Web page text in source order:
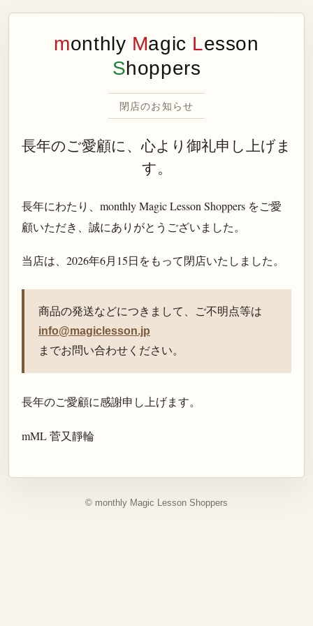
monthly Magic Lesson
Shoppers
閉店のお知らせ
長年のご愛顧に、心より御礼申し上げま
す。
長年にわたり、monthly Magic Lesson Shoppers をご愛
顧いただき、誠にありがとうございました。
当店は、 2026年6月15日をもって閉店いたしました。
商品の発送などにつきまして、ご不明点等は
info@magiclesson.jp
までお問い合わせください。
長年のご愛顧に感謝申し上げます。
mML 菅又靜輪
© monthly Magic Lesson Shoppers